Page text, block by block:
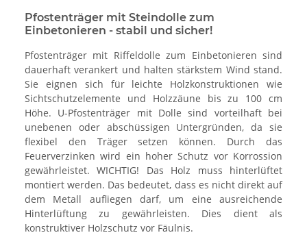
Pfostenträger mit Steindolle zum
Einbetonieren - stabil und sicher!
Pfostenträger mit Riffeldolle zum Einbetonieren sind
dauerhaft verankert und halten stärkstem Wind stand.
Sie eignen sich für leichte Holzkonstruktionen wie
Sichtschutzelemente und Holzzäune bis zu 100 cm
Höhe. U-Pfostenträger mit Dolle sind vorteilhaft bei
unebenen oder abschüssigen Untergründen, da sie
flexibel den Träger setzen können. Durch das
Feuerverzinken wird ein hoher Schutz vor Korrossion
gewährleistet.
WICHTIG! Das Holz muss hinterlüftet
montiert werden. Das bedeutet, dass es nicht direkt auf
dem Metall aufliegen darf, um eine ausreichende
Hinterlüftung zu gewährleisten. Dies dient als
konstruktiver Holzschutz vor Fäulnis.